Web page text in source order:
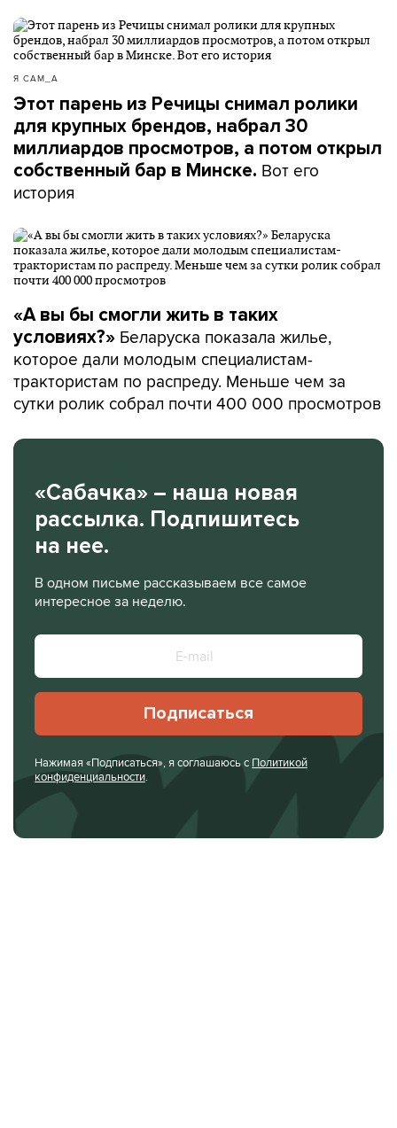
Я САМ_А
Этот парень из Речицы снимал ролики
для крупных брендов, набрал 30
миллиардов просмотров, а потом открыл
собственный бар в Минске. Вот его
история
«А вы бы смогли жить в таких
условиях?» Беларуска показала жилье,
которое дали молодым специалистам-
трактористам по распреду. Меньше чем за
сутки ролик собрал почти 400 000 просмотров
«Сабачка» – наша новая
рассылка. Подпишитесь
на нее.
В одном письме рассказываем все самое
интересное за неделю.
Подписаться
Нажимая «Подписаться», я соглашаюсь с Политикой
конфиденциальности.